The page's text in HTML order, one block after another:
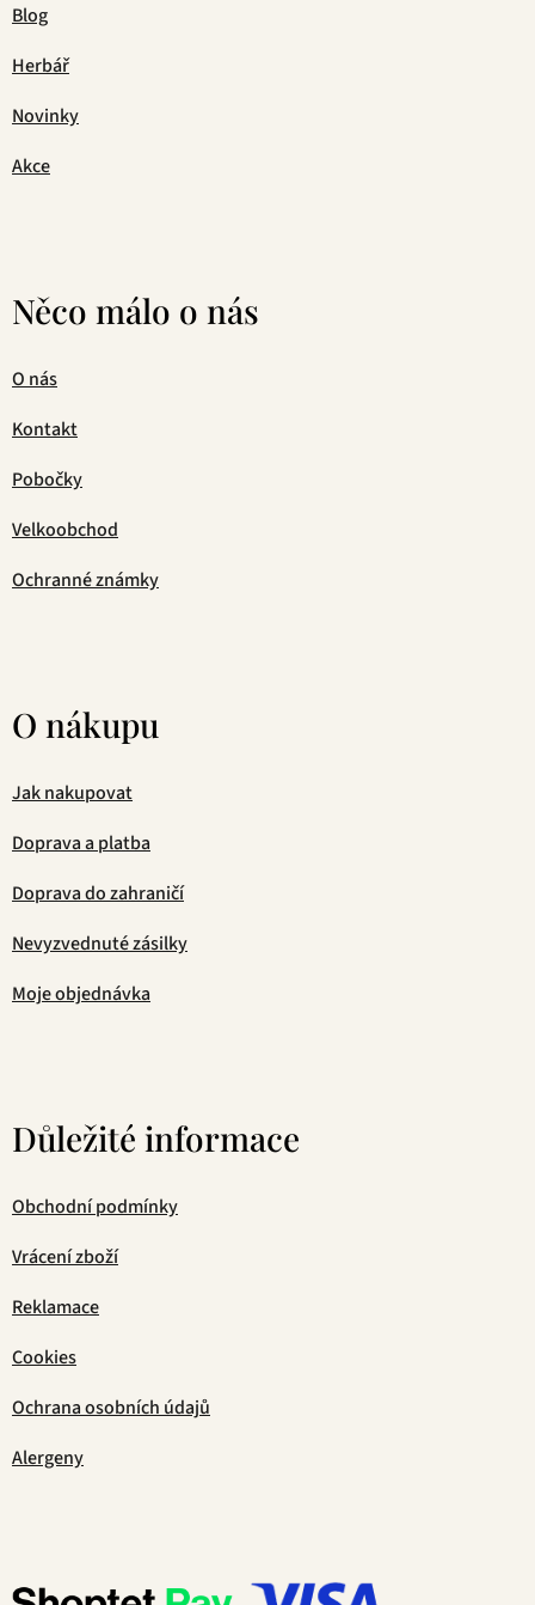
Blog
Herbář
Novinky
Akce
Něco málo o nás
O nás
Kontakt
Pobočky
Velkoobchod
Ochranné známky
O nákupu
Jak nakupovat
Doprava a platba
Doprava do zahraničí
Nevyzvednuté zásilky
Moje objednávka
Důležité informace
Obchodní podmínky
Vrácení zboží
Reklamace
Cookies
Ochrana osobních údajů
Alergeny